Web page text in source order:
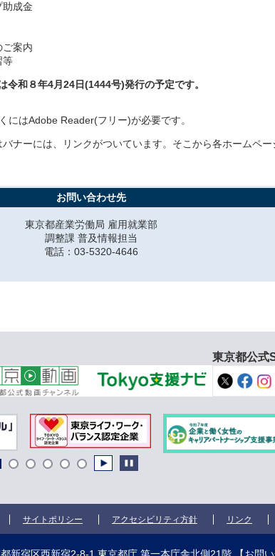
助成金
案内
等
令和８年4月24日(1444号)発行の予定です。
にはAdobe Reader(フリー)が必要です。
ナーには、リンクがついています。そこから各ホームペ
お問い合わせ先
東京都産業労働局 雇用就業部
調整課 普及情報担当
電話：03-5320-4646
東京都公式
サイトポリシー アクセシビリティ方針 リンク
新宿区西新宿2-8-1 東京都庁 第一本庁舎北側21階 【お問